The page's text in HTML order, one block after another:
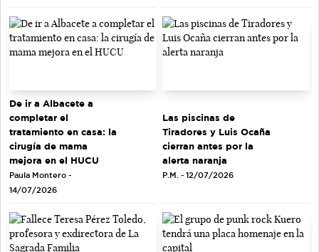
De ir a Albacete a
completar el
tratamiento en casa: la
cirugía de mama
mejora en el HUCU
Paula Montero -
14/07/2026
Las piscinas de
Tiradores y Luis Ocaña
cierran antes por la
alerta naranja
P.M. - 12/07/2026